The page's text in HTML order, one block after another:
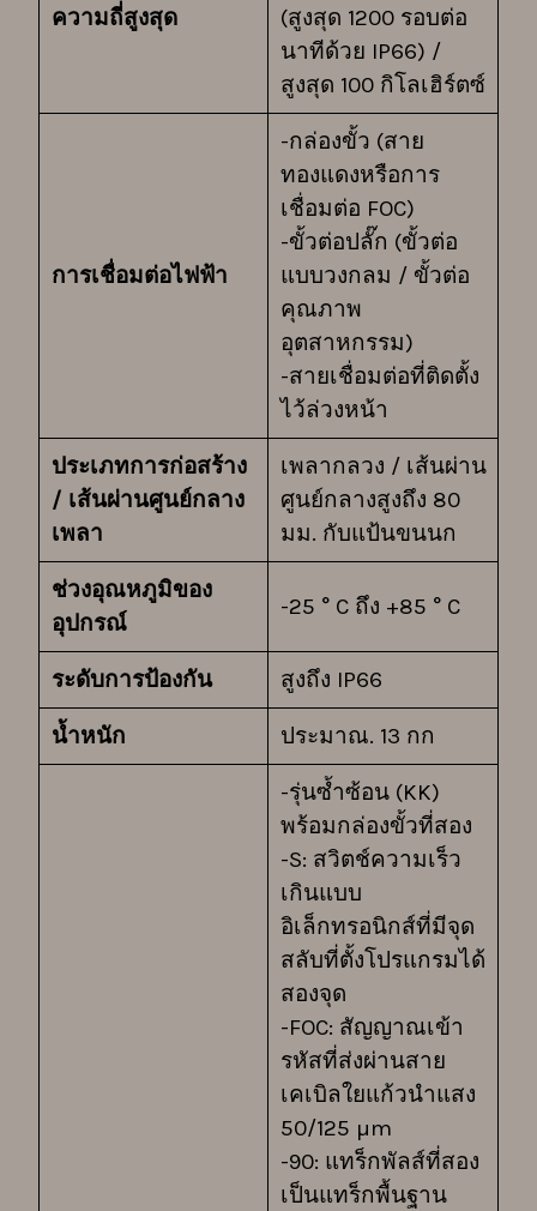
ความถี่สูงสุด
(สูงสุด 1200 รอบต่อ
นาทีด้วย IP66) /
สูงสุด 100 กิโลเฮิร์ตซ์
การเชื่อมต่อไฟฟ้า
-กล่องขั้ว (สาย
ทองแดงหรือการ
เชื่อมต่อ FOC)
-ขั้วต่อปลั๊ก (ขั้วต่อ
แบบวงกลม / ขั้วต่อ
คุณภาพ
อุตสาหกรรม)
-สายเชื่อมต่อที่ติดตั้ง
ไว้ล่วงหน้า
ประเภทการก่อสร้าง
/ เส้นผ่านศูนย์กลาง
เพลา
เพลากลวง / เส้นผ่าน
ศูนย์กลางสูงถึง 80
มม. กับแป้นขนนก
ช่วงอุณหภูมิของ
อุปกรณ์
-25 ° C ถึง +85 ° C
ระดับการป้องกัน สูงถึง IP66
น้ำหนัก ประมาณ. 13 กก
-รุ่นซ้ำซ้อน (KK)
พร้อมกล่องขั้วที่สอง
-S: สวิตช์ความเร็ว
เกินแบบ
อิเล็กทรอนิกส์ที่มีจุด
สลับที่ตั้งโปรแกรมได้
สองจุด
-FOC: สัญญาณเข้า
รหัสที่ส่งผ่านสาย
เคเบิลใยแก้วนำแสง
50/125 µm
-90: แทร็กพัลส์ที่สอง
เป็นแทร็กพื้นฐาน